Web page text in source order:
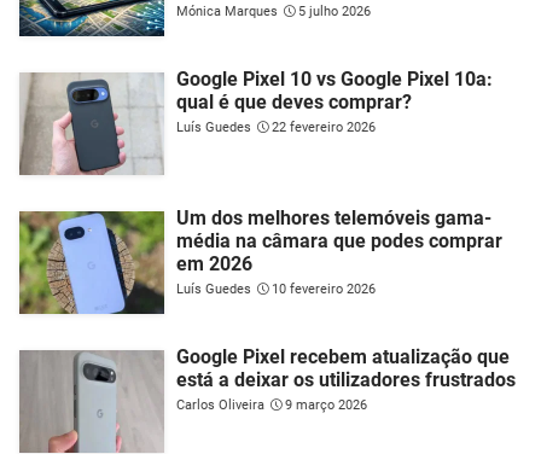
Mónica Marques 5 julho 2026
Google Pixel 10 vs Google Pixel 10a:
qual é que deves comprar?
Luís Guedes 22 fevereiro 2026
Um dos melhores telemóveis gama-
média na câmara que podes comprar
em 2026
Luís Guedes 10 fevereiro 2026
Google Pixel recebem atualização que
está a deixar os utilizadores frustrados
Carlos Oliveira 9 março 2026